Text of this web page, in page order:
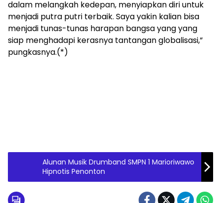
dalam melangkah kedepan, menyiapkan diri untuk
menjadi putra putri terbaik. Saya yakin kalian bisa
menjadi tunas-tunas harapan bangsa yang yang
siap menghadapi kerasnya tantangan globalisasi,”
pungkasnya.(*)
Alunan Musik Drumband SMPN 1 Marioriwawo
Hipnotis Penonton